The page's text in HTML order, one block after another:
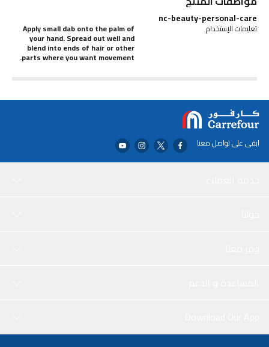
nc-beauty-personal-care
تعليمات الإستخدام Apply small dab onto the palm of
your hand. Spread out well and
blend into ends of hair or other
parts where you want movement.
ابقى على تواصل معنا